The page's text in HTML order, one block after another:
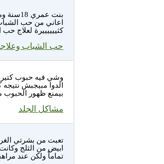
اعاني من حب
كثييييييرة لعلاج
حب الشباب
وشي فيه حبوب
الدوا مبيجبش
بيمنع ظهور
مشاكل الجلد
تعبت من بشرتي
ابيض من الثلج
تماماً ولكن عند